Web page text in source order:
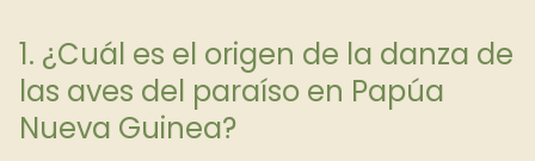
1. ¿Cuál es el origen de la danza de
las aves del paraíso en Papúa
Nueva Guinea?